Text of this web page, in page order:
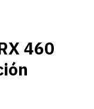
460